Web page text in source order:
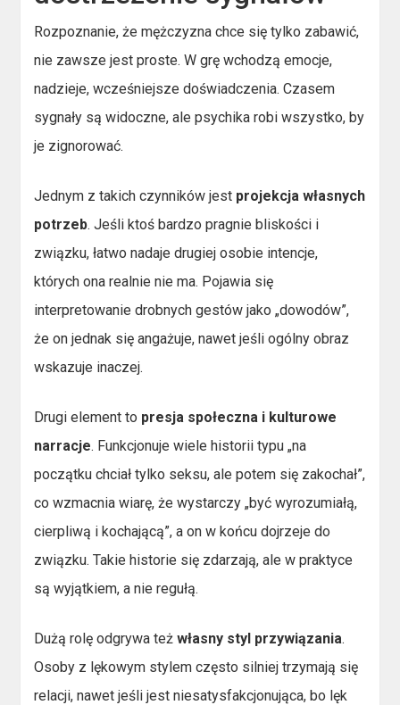
Rozpoznanie, że mężczyzna chce się tylko zabawić,
nie zawsze jest proste. W grę wchodzą emocje,
nadzieje, wcześniejsze doświadczenia. Czasem
sygnały są widoczne, ale psychika robi wszystko, by
je zignorować.
Jednym z takich czynników jest projekcja własnych
potrzeb. Jeśli ktoś bardzo pragnie bliskości i
związku, łatwo nadaje drugiej osobie intencje,
których ona realnie nie ma. Pojawia się
interpretowanie drobnych gestów jako „dowodów”,
że on jednak się angażuje, nawet jeśli ogólny obraz
wskazuje inaczej.
Drugi element to presja społeczna i kulturowe
narracje. Funkcjonuje wiele historii typu „na
początku chciał tylko seksu, ale potem się zakochał”,
co wzmacnia wiarę, że wystarczy „być wyrozumiałą,
cierpliwą i kochającą”, a on w końcu dojrzeje do
związku. Takie historie się zdarzają, ale w praktyce
są wyjątkiem, a nie regułą.
Dużą rolę odgrywa teżwłasny styl przywiązania.
Osoby z lękowym stylem często silniej trzymają się
relacji, nawet jeśli jest niesatysfakcjonująca, bo lęk